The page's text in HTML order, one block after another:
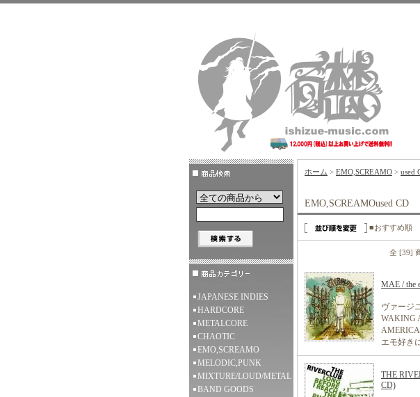
JAPANESE INDIES
HARDCORE
METALCORE
CHAOTIC
EMO,SCREAMO
MELODIC,PUNK
MIXTURE/LOUD/METAL
BAND GOODS
ホーム > EMO,SCREAMO > used
EMO,SCREAMOused CD
■おすすめ順
全 [39]
MAE / the
ヴァージ
WAKING
エモ好き
THE
CD)